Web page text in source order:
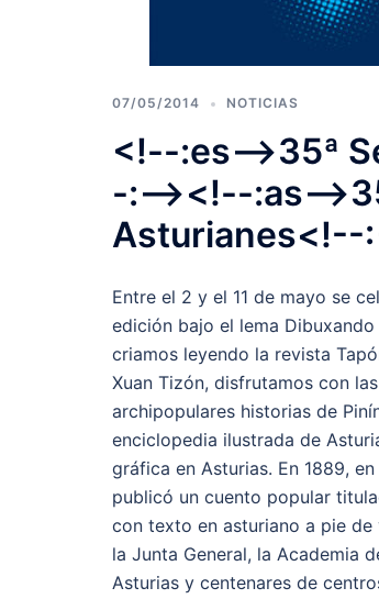
07/05/2014 NOTICIAS
<!--:es-->35ª
-:--><!--:as--
Asturianes<!--
Entre el 2 y el 11 de mayo se
edición bajo el lema
criamos leyendo la revista
Xuan Tizón, disfrutamos con
archipopulares historias de
enciclopedia ilustrada de
gráfica en Asturias. En 1889,
publicó un cuento popular
con texto en asturiano a pie de
la Junta General, la Academia
Asturias y centenares de